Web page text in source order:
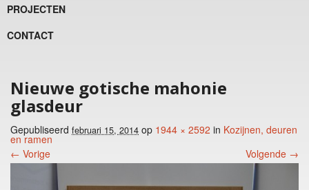
PROJECTEN
CONTACT
Nieuwe gotische mahonie
glasdeur
Gepubliseerd februari 15, 2014 op 1944 × 2592 in Kozijnen, deuren
en ramen
Foto menu
← Vorige Volgende →